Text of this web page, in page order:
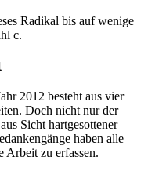
Radikal bis auf wenige
c.
2012 besteht aus vier
Doch nicht nur der
Sicht hartgesottener
haben alle
Arbeit zu erfassen.